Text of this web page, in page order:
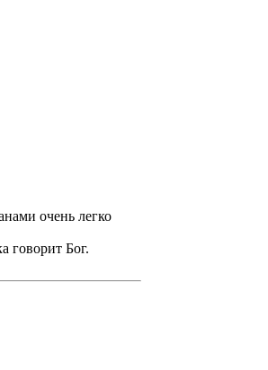
очень легко
говорит Бог.